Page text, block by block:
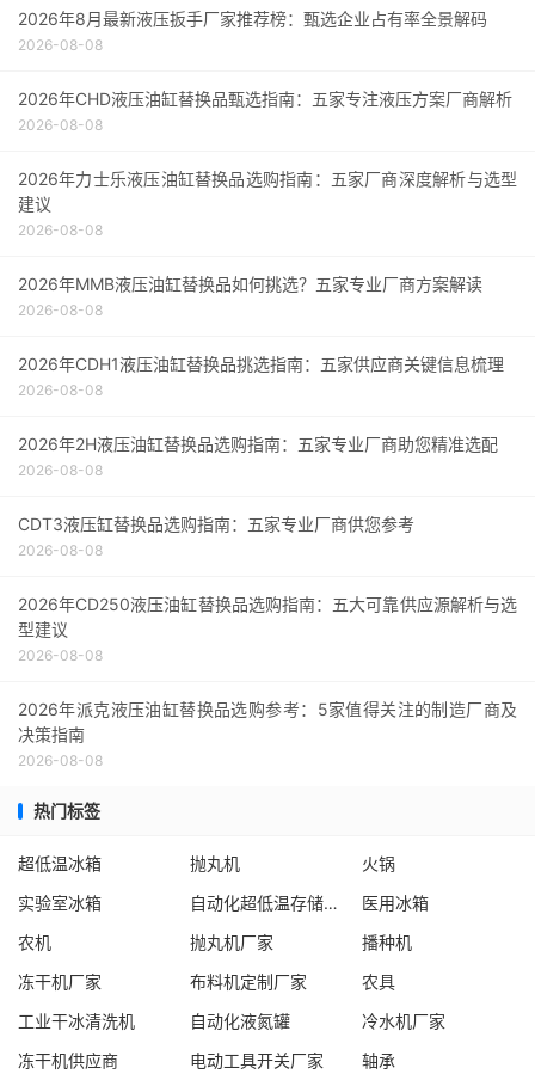
结语
2026年8月最新液压扳手厂家推荐榜：甄选企业占有率全景解码
2026-08-08
2026年CHD液压油缸替换品甄选指南：五家专注液压方案厂商解析
2026-08-08
2026年力士乐液压油缸替换品选购指南：五家厂商深度解析与选型
建议
2026-08-08
2026年MMB液压油缸替换品如何挑选？五家专业厂商方案解读
2026-08-08
2026年CDH1液压油缸替换品挑选指南：五家供应商关键信息梳理
2026-08-08
2026年2H液压油缸替换品选购指南：五家专业厂商助您精准选配
2026-08-08
CDT3液压缸替换品选购指南：五家专业厂商供您参考
2026-08-08
2026年CD250液压油缸替换品选购指南：五大可靠供应源解析与选
型建议
2026-08-08
2026年派克液压油缸替换品选购参考：5家值得关注的制造厂商及
决策指南
2026-08-08
热门标签
超低温冰箱 抛丸机
火锅
实验室冰箱
自动化超低温存储系统厂家
医用冰箱
农机
抛丸机厂家
播种机
冻干机厂家
布料机定制厂家
农具
工业干冰清洗机
自动化液氮罐
冷水机厂家
冻干机供应商
电动工具开关厂家 轴承